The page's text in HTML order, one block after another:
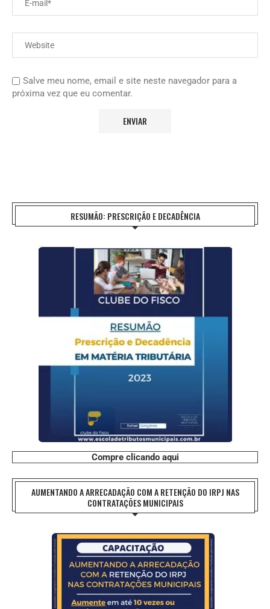
Salve meu nome, email e site neste navegador para a
próxima vez que eu comentar.
RESUMÃO: PRESCRIÇÃO E DECADÊNCIA
Compre clicando aqui
AUMENTANDO A ARRECADAÇÃO COM A RETENÇÃO DO IRPJ NAS
CONTRATAÇÕES MUNICIPAIS